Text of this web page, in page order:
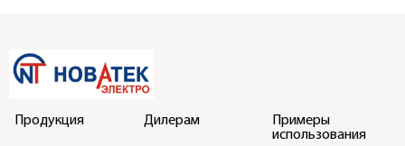
Продукция Дилерам
Примеры
использования